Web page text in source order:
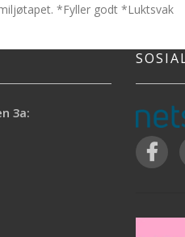
*Fyller godt *Luktsvak
3a: